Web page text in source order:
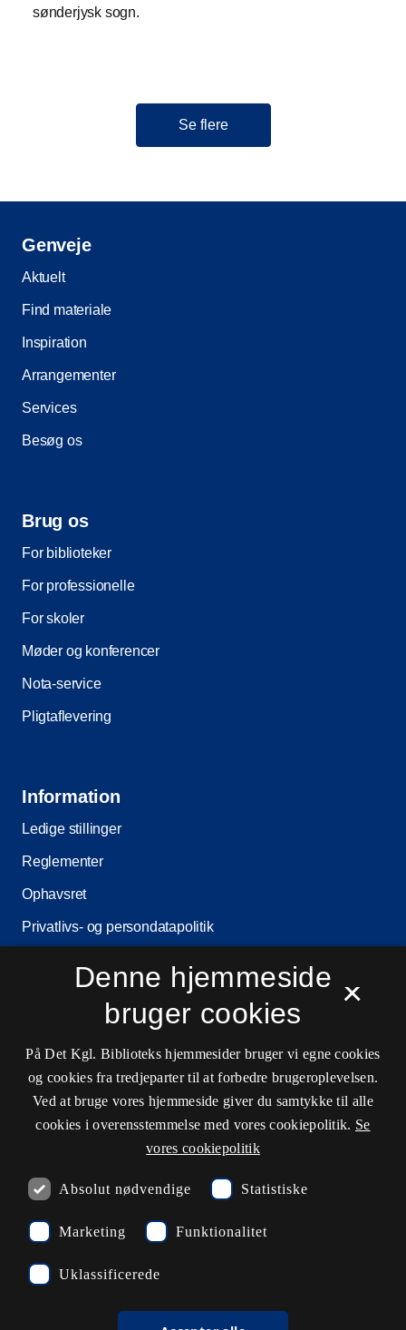
sønderjysk sogn.
Se flere
Genveje
Aktuelt
Find materiale
Inspiration
Arrangementer
Services
Besøg os
Brug os
For biblioteker
For professionelle
For skoler
Møder og konferencer
Nota-service
Pligtaflevering
Information
Ledige stillinger
Reglementer
Ophavsret
Privatlivs- og persondatapolitik
Driftsstatus
Cookieindstillinger
Kontaktinformationer
Åbningstider
33 47 47 47
×
Denne hjemmeside
bruger cookies
På Det Kgl. Biblioteks hjemmesider bruger vi egne cookies
og cookies fra tredjeparter til at forbedre brugeroplevelsen.
Ved at bruge vores hjemmeside giver du samtykke til alle
cookies i overensstemmelse med vores cookiepolitik. Se
vores cookiepolitik
Absolut nødvendige Statistiske
Marketing Funktionalitet
Uklassificerede